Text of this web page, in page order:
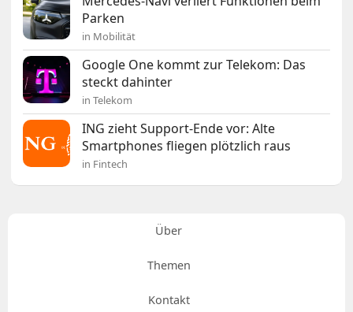
Parken
in Mobilität
Google One kommt zur Telekom: Das
steckt dahinter
in Telekom
ING zieht Support-Ende vor: Alte
Smartphones fliegen plötzlich raus
in Fintech
Über
Themen
Kontakt